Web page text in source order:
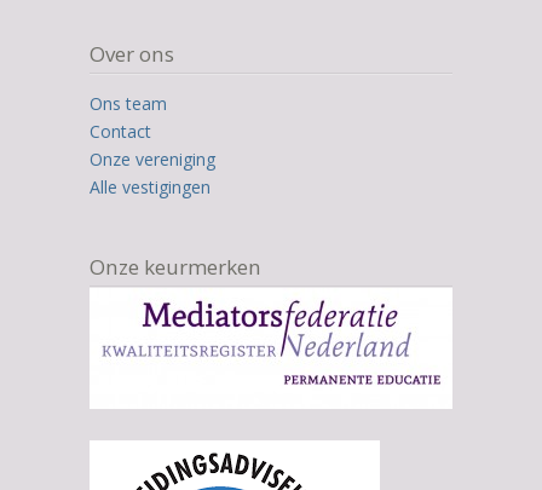
Over ons
Ons team
Contact
Onze vereniging
Alle vestigingen
Onze keurmerken